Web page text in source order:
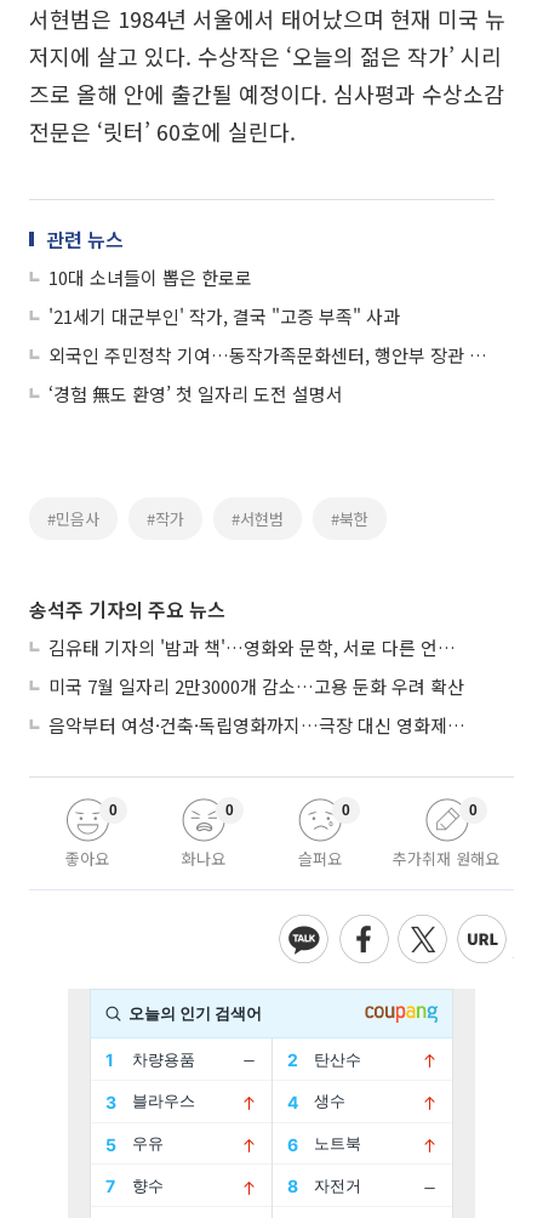
서현범은 1984년 서울에서 태어났으며 현재 미국 뉴
저지에 살고 있다. 수상작은 ‘오늘의 젊은 작가’ 시리
즈로 올해 안에 출간될 예정이다. 심사평과 수상소감
전문은 ‘릿터’ 60호에 실린다.
관련 뉴스
10대 소녀들이 뽑은 한로로
'21세기 대군부인' 작가, 결국 "고증 부족" 사과
외국인 주민정착 기여…동작가족문화센터, 행안부 장관 표창
‘경험 無도 환영’ 첫 일자리 도전 설명서
#민음사 #작가 #서현범 #북한
송석주 기자의 주요 뉴스
김유태 기자의 '밤과 책'…영화와 문학, 서로 다른 언어를 읽다
미국 7월 일자리 2만3000개 감소…고용 둔화 우려 확산
음악부터 여성·건축·독립영화까지…극장 대신 영화제로 즐기는 스크린 여행
좋아요
0
화나요
0
슬퍼요
0
추가취재 원해요
0